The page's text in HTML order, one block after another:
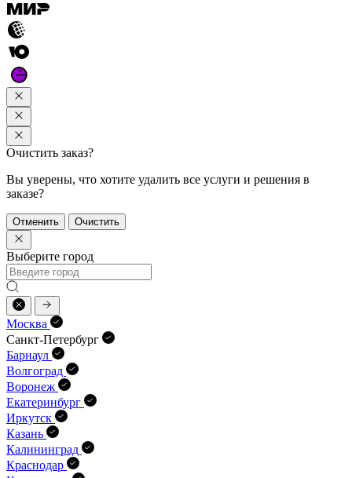
Очистить заказ?
Вы уверены, что хотите удалить все услуги и решения в
заказе?
Отменить Очистить
Выберите город
Москва
Санкт-Петербург
Барнаул
Волгоград
Воронеж
Екатеринбург
Иркутск
Казань
Калининград
Краснодар